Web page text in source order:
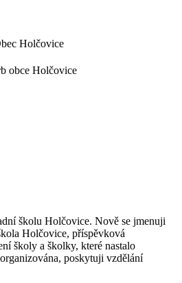
Holčovice
školu Holčovice. Nově se jmenuji
Holčovice, příspěvková
školy a školky, které nastalo
poskytuji vzdělání